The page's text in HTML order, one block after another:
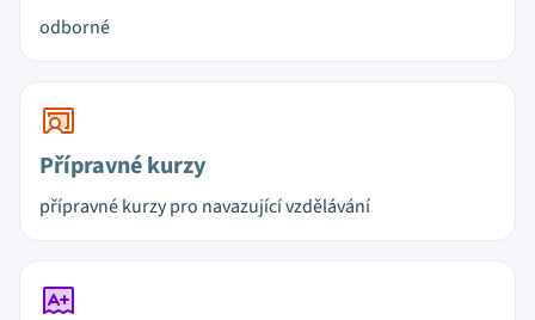
odborné
Přípravné kurzy
přípravné kurzy pro navazující vzdělávání